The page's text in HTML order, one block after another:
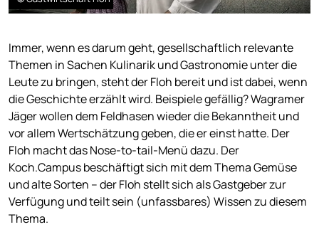
Immer, wenn es darum geht, gesellschaftlich relevante
Themen in Sachen Kulinarik und Gastronomie unter die
Leute zu bringen, steht der Floh bereit und ist dabei, wenn
die Geschichte erzählt wird. Beispiele gefällig? Wagramer
Jäger wollen dem Feldhasen wieder die Bekanntheit und
vor allem Wertschätzung geben, die er einst hatte. Der
Floh macht das Nose-to-tail-Menü dazu. Der
Koch.Campus beschäftigt sich mit dem Thema Gemüse
und alte Sorten – der Floh stellt sich als Gastgeber zur
Verfügung und teilt sein (unfassbares) Wissen zu diesem
Thema.